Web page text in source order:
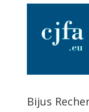
Bijus